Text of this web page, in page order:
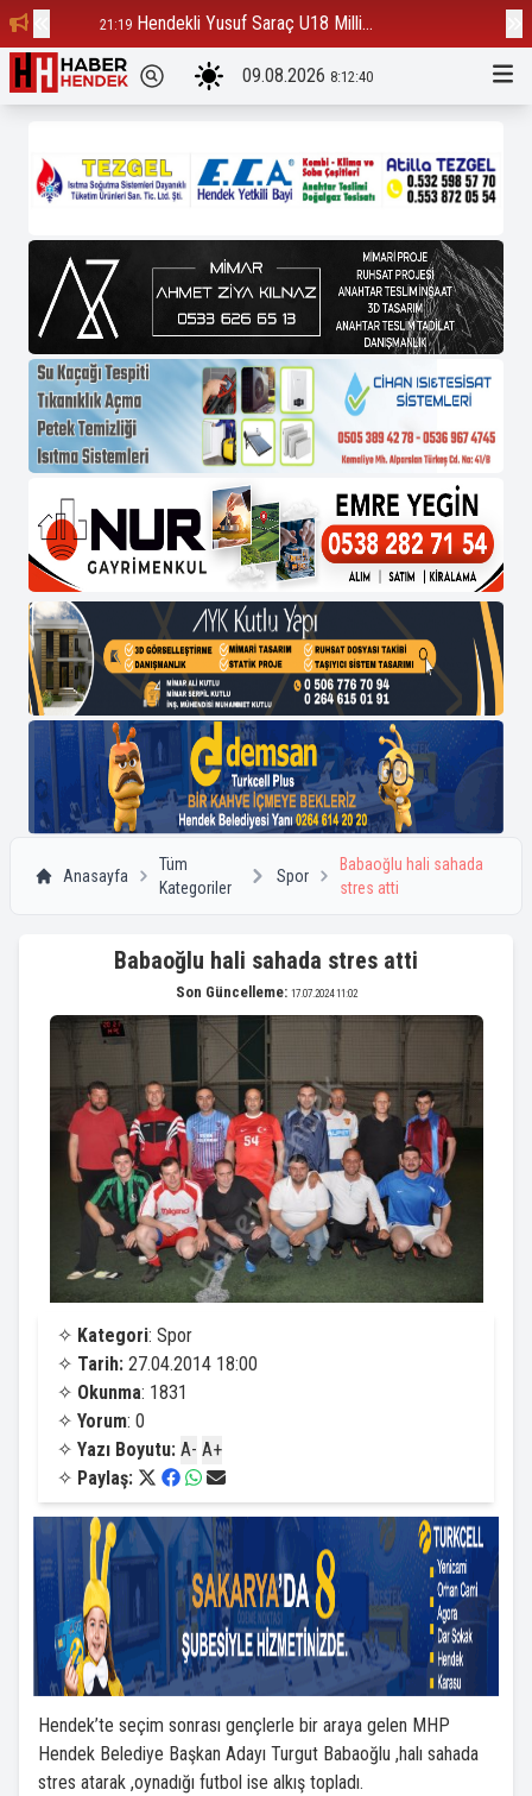
21:19 Hendekli Yusuf Saraç U18 Milli...
09.08.2026 8:12:40
Anasayfa
Tüm
Kategoriler
Spor
Babaoğlu hali sahada
stres atti
Babaoğlu hali sahada stres atti
Son Güncelleme: 17.07.2024 11:02
✧ Kategori: Spor
✧ Tarih: 27.04.2014 18:00
✧ Okunma: 1831
✧ Yorum: 0
✧ Yazı Boyutu: A- A+
✧ Paylaş:
Hendek’te seçim sonrası gençlerle bir araya gelen MHP
Hendek Belediye Başkan Adayı Turgut Babaoğlu ,halı sahada
stres atarak ,oynadığı futbol ise alkış topladı.